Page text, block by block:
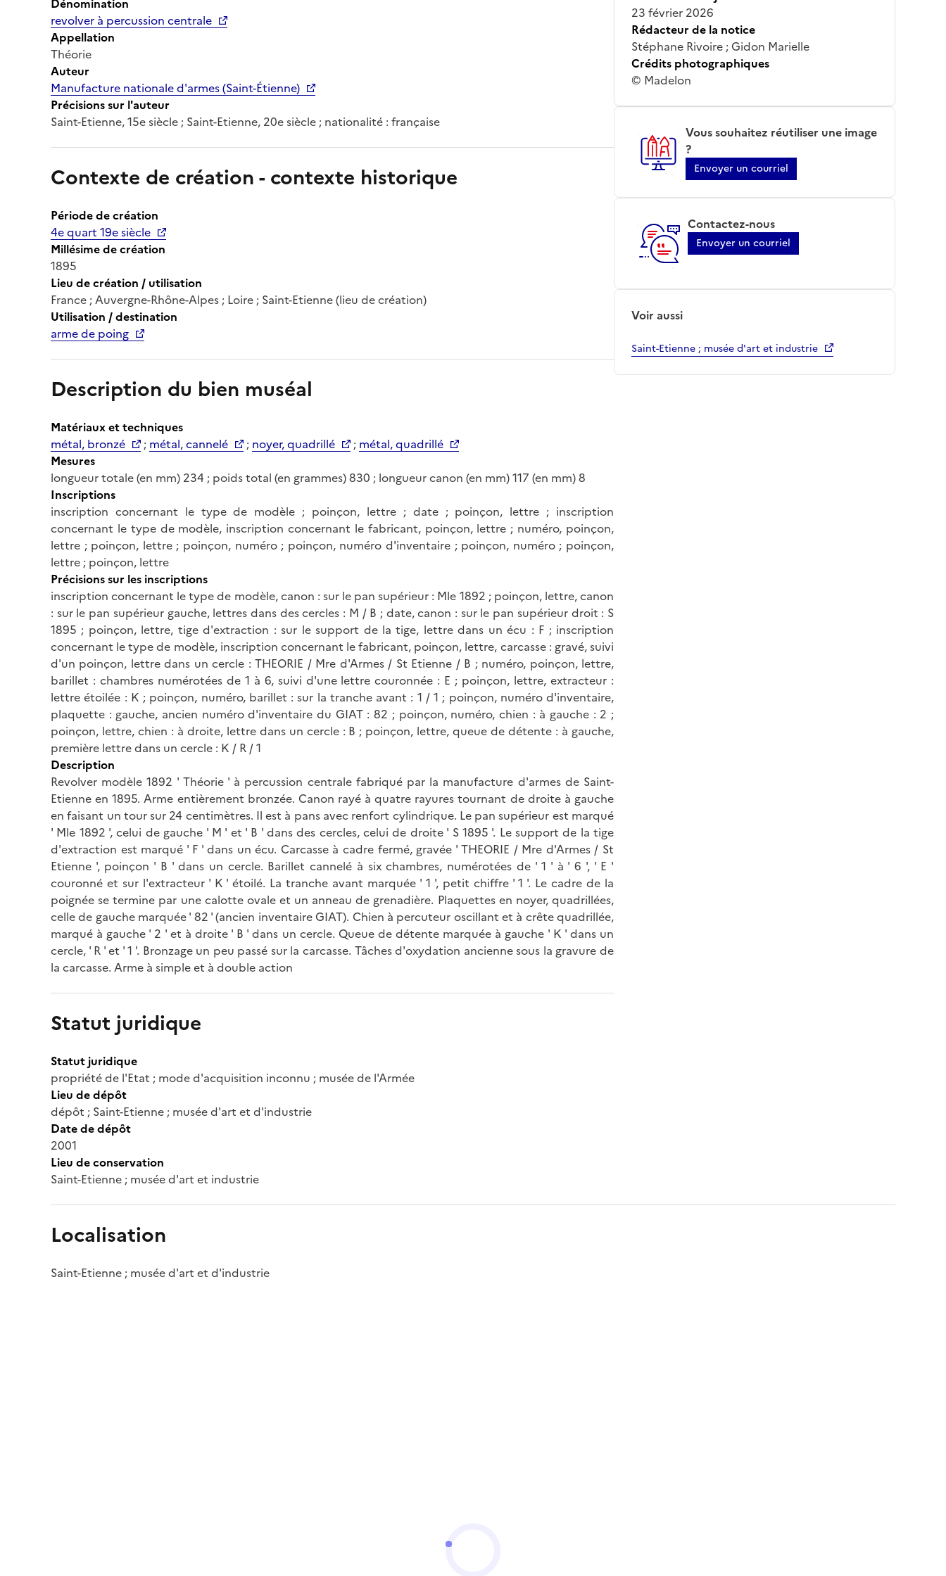
revolver à percussion centrale
Appellation
Théorie
Auteur
Manufacture nationale d'armes (Saint-Étienne)
Précisions sur l'auteur
Saint-Etienne, 15e siècle ; Saint-Etienne, 20e siècle ; nationalité : française
Contexte de création - contexte historique
Période de création
4e quart 19e siècle
Millésime de création
1895
Lieu de création / utilisation
France ; Auvergne-Rhône-Alpes ; Loire ; Saint-Etienne (lieu de création)
Utilisation / destination
arme de poing
Description du bien muséal
Matériaux et techniques
métal, bronzé
; métal, cannelé ; noyer, quadrillé ; métal, quadrillé
Mesures
longueur totale (en mm) 234 ; poids total (en grammes) 830 ; longueur canon (en mm) 117 (en mm) 8
Inscriptions
inscription concernant le type de modèle ; poinçon, lettre ; date ; poinçon, lettre ; inscription
concernant le type de modèle, inscription concernant le fabricant, poinçon, lettre ; numéro, poinçon,
lettre ; poinçon, lettre ; poinçon, numéro ; poinçon, numéro d'inventaire ; poinçon, numéro ; poinçon,
lettre ; poinçon, lettre
Précisions sur les inscriptions
inscription concernant le type de modèle, canon : sur le pan supérieur : Mle 1892 ; poinçon, lettre, canon
: sur le pan supérieur gauche, lettres dans des cercles : M / B ; date, canon : sur le pan supérieur droit : S
1895 ; poinçon, lettre, tige d'extraction : sur le support de la tige, lettre dans un écu : F ; inscription
concernant le type de modèle, inscription concernant le fabricant, poinçon, lettre, carcasse : gravé, suivi
d'un poinçon, lettre dans un cercle : THEORIE / Mre d'Armes / St Etienne / B ; numéro, poinçon, lettre,
barillet : chambres numérotées de 1 à 6, suivi d'une lettre couronnée : E ; poinçon, lettre, extracteur :
lettre étoilée : K ; poinçon, numéro, barillet : sur la tranche avant : 1 / 1 ; poinçon, numéro d'inventaire,
plaquette : gauche, ancien numéro d'inventaire du GIAT : 82 ; poinçon, numéro, chien : à gauche : 2 ;
poinçon, lettre, chien : à droite, lettre dans un cercle : B ; poinçon, lettre, queue de détente : à gauche,
première lettre dans un cercle : K / R / 1
Description
Revolver modèle 1892 ' Théorie ' à percussion centrale fabriqué par la manufacture d'armes de Saint-
Etienne en 1895. Arme entièrement bronzée. Canon rayé à quatre rayures tournant de droite à gauche
en faisant un tour sur 24 centimètres. Il est à pans avec renfort cylindrique. Le pan supérieur est marqué
' Mle 1892 ', celui de gauche ' M ' et ' B ' dans des cercles, celui de droite ' S 1895 '. Le support de la tige
d'extraction est marqué ' F ' dans un écu. Carcasse à cadre fermé, gravée ' THEORIE / Mre d'Armes / St
Etienne ', poinçon ' B ' dans un cercle. Barillet cannelé à six chambres, numérotées de ' 1 ' à ' 6 ', ' E '
couronné et sur l'extracteur ' K ' étoilé. La tranche avant marquée ' 1 ', petit chiffre ' 1 '. Le cadre de la
poignée se termine par une calotte ovale et un anneau de grenadière. Plaquettes en noyer, quadrillées,
celle de gauche marquée ' 82 ' (ancien inventaire GIAT). Chien à percuteur oscillant et à crête quadrillée,
marqué à gauche ' 2 ' et à droite ' B ' dans un cercle. Queue de détente marquée à gauche ' K ' dans un
cercle, ' R ' et ' 1 '. Bronzage un peu passé sur la carcasse. Tâches d'oxydation ancienne sous la gravure de
la carcasse. Arme à simple et à double action
Statut juridique
Statut juridique
propriété de l'Etat ; mode d'acquisition inconnu ; musée de l'Armée
Lieu de dépôt
dépôt ; Saint-Etienne ; musée d'art et d'industrie
Date de dépôt
2001
Lieu de conservation
Saint-Etienne ; musée d'art et industrie
23 février 2026
Rédacteur de la notice
Stéphane Rivoire ; Gidon Marielle
Crédits photographiques
© Madelon
Vous souhaitez réutiliser une image
?
Envoyer un courriel
Contactez-nous
Envoyer un courriel
Voir aussi
Saint-Etienne ; musée d'art et industrie
Localisation
Saint-Etienne ; musée d'art et d'industrie